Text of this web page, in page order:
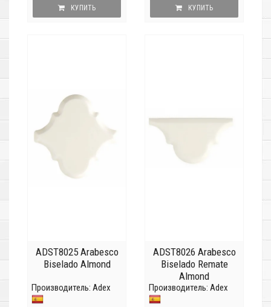
КУПИТЬ КУПИТЬ
ADST8025 Arabesco
Biselado Almond
Производитель: Adex
ADST8026 Arabesco
Biselado Remate
Almond
Производитель: Adex